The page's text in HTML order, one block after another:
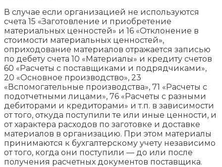
В случае если организацией не используются
счета 15 «Заготовление и приобретение
материальных ценностей» и 16 «Отклонение в
стоимости материальных ценностей»,
оприходование материалов отражается записью
по дебету счета 10 «Материалы» и кредиту счетов
60 «Расчеты с поставщиками и подрядчиками»,
20 «Основное производство», 23
«Вспомогательные производства», 71 «Расчеты с
подотчетными лицами», 76 «Расчеты с разными
дебиторами и кредиторами» и т.п. в зависимости
от того, откуда поступили те или иные ценности, и
от характера расходов по заготовке и доставке
материалов в организацию. При этом материалы
принимаются к бухгалтерскому учету независимо
от того, когда они поступили — до или после
получения расчетных документов поставщика.